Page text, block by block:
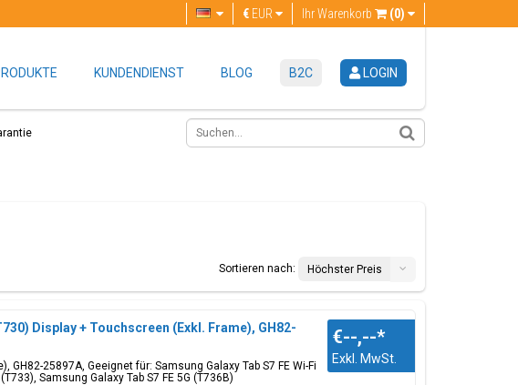
Ihr Warenkorb (0)
€ EUR
KUNDENDIENST BLOG B2C LOGIN
Sortieren nach:
Höchster Preis
Display + Touchscreen (Exkl. Frame), GH82-
GH82-25897A, Geeignet für: Samsung Galaxy Tab S7 FE Wi-Fi
Samsung Galaxy Tab S7 FE 5G (T736B)
€--,--*
Exkl. MwSt.